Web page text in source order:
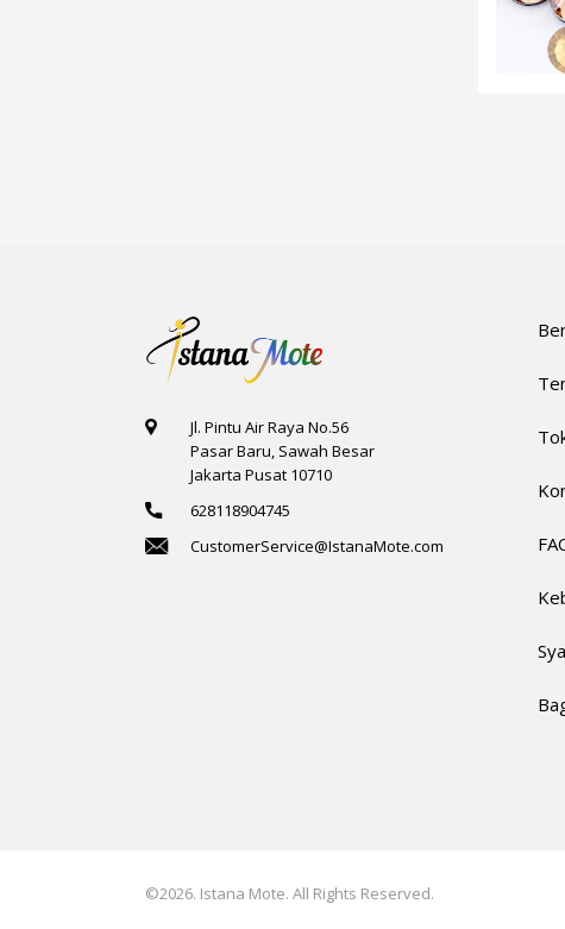
Jl. Pintu Air Raya No.56
Pasar Baru, Sawah Besar
Jakarta Pusat 10710
628118904745
CustomerService@IstanaMote.com
©2026. Istana Mote. All Rights Reserved.